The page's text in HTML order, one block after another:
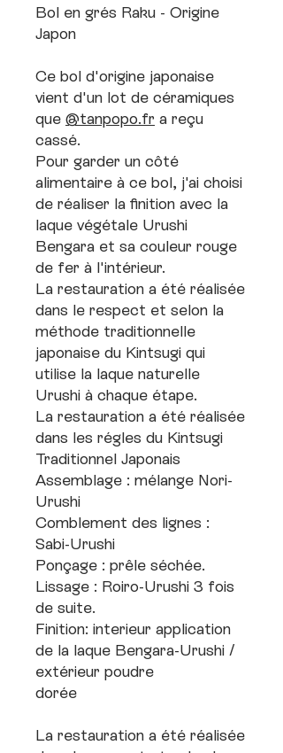
Bol en grés Raku - Origine
Japon
Ce bol d'origine japonaise
vient d'un lot de céramiques
que @tanpopo.fr a reçu
cassé.
Pour garder un côté
alimentaire à ce bol, j'ai choisi
de réaliser la finition avec la
laque végétale Urushi
Bengara et sa couleur rouge
de fer à l'intérieur.
La restauration a été réalisée
dans le respect et selon la
méthode traditionnelle
japonaise du Kintsugi qui
utilise la laque naturelle
Urushi à chaque étape.
La restauration a été réalisée
dans les régles du Kintsugi
Traditionnel Japonais
Assemblage : mélange Nori-
Urushi
Comblement des lignes :
Sabi-Urushi
Ponçage : prêle séchée.
Lissage : Roiro-Urushi 3 fois
de suite.
Finition: interieur application
de la laque Bengara-Urushi /
extérieur poudre
dorée
La restauration a été réalisée